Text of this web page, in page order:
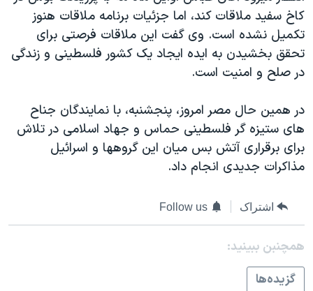
حقوق شهروندی
اقتصادی
علم و فناوری
گالری عکس
آرشیو پخش زنده
انتخابات ریاست جمهوری آمریکا ۲۰۲۴
حمله جمهوری اسلامی به اسرائیل
رمز مهسا
اعتراضات زن، زندگی، آزادی
مجموعه مستندهای دادخواهی
تریبونال مردمی آبان ۹۸
چهل سال گروگان‌گیری
قانون شفافیت دارائی کادر رهبری ایران
اعتراضات مردمی آبان ۹۸
کاخ سفيد ملاقات کند، اما جزئيات برنامه ملاقات هنوز
تکميل نشده است. وی گفت اين ملاقات فرصتی برای
تحقق بخشيدن به ايده ايجاد يک کشور فلسطينی و زندگی
در صلح و امنيت است.
در همين حال مصر امروز، پنجشنبه، با نمايندگان جناح
های ستيزه گر فلسطينی حماس و جهاد اسلامی در تلاش
برای برقراری آتش بس ميان اين گروهها و اسرائيل
مذاکرات جديدی انجام داد.
اشتراک Follow us
همچنبن ببینید:
گزيده‌ها